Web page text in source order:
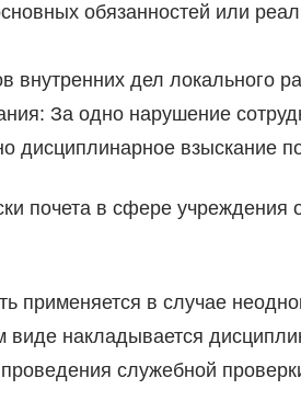
обязанностей или
внутренних дел локального
За одно нарушение
дисциплинарное взыскание
почета в сфере учреждения
в случае
накладывается
служебной